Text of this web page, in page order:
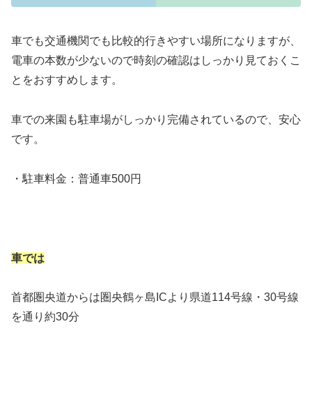
車でも交通機関でも比較的行きやすい場所になりますが、
電車の本数が少ないので時刻の確認はしっかり見ておくこ
とをおすすめします。
車での来園も駐車場がしっかり完備されているので、安心
です。
・駐車料金：普通車500円
車では
首都圏央道からは圏央鶴ヶ島ICより県道114号線・30号線
を通り約30分